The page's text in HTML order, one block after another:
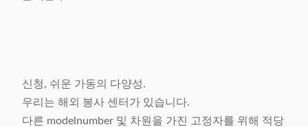
신청, 쉬운 가동의 다양성.
우리는 해외 봉사 센터가 있습니다.
다른 modelnumber 및 차원을 가진 고정자를 위해 적당